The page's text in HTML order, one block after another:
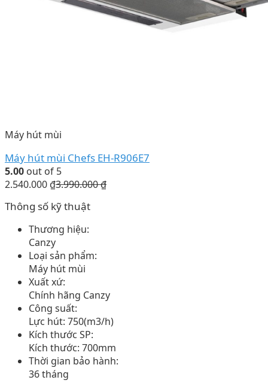
Máy hút mùi
Máy hút mùi Chefs EH-R906E7
5.00 out of 5
2.540.000 ₫3.990.000₫
Thông số kỹ thuật
Thương hiệu:
Canzy
Loại sản phẩm:
Máy hút mùi
Xuất xứ:
Chính hãng Canzy
Công suất:
Lực hút: 750(m3/h)
Kích thước SP:
Kích thước: 700mm
Thời gian bảo hành:
36 tháng